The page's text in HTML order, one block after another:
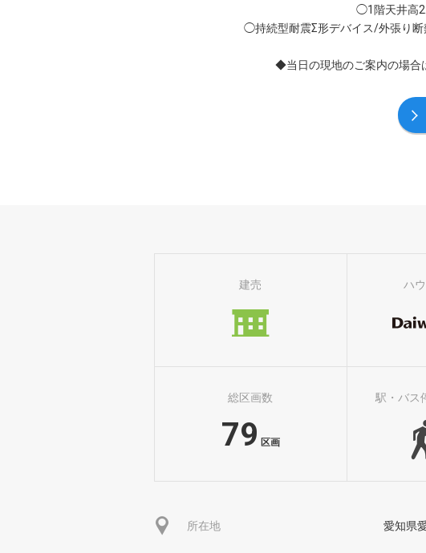
◯1階天井高
◯持続型耐震Σ形デバイス/外張り断
◆当日の現地のご案内の場合
建売 ハ
総区画数
79 区画
駅・バス
所在地 愛知県